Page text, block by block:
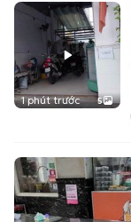
1 phút trước 5